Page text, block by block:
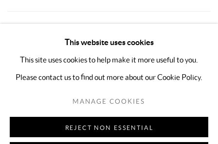
MANAGE COOKIES
COPYRIGHT © 2026 KIMREEAA GALLERY
SITE BY ARTLOGIC
This website uses cookies
This site uses cookies to help make it more useful to you.
Please contact us to find out more about our Cookie Policy.
MANAGE COOKIES
REJECT NON ESSENTIAL